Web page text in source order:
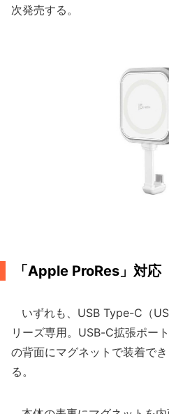
次発売する。
「Apple ProRes」対応
いずれも、USB Type-C（
リーズ専用。USB-C拡張ポー
の背面にマグネットで装着で
る。